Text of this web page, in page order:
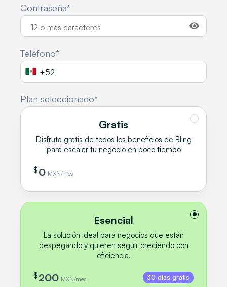
Contraseña*
Teléfono*
Plan seleccionado*
Gratis
Disfruta gratis de todos los beneficios de Bling
para escalar tu negocio en poco tiempo
$0 MXN/mes
Esencial
La solución ideal para negocios que están
despegando y quieren seguir creciendo con
eficiencia.
$200 MXN/mes 30 días gratis